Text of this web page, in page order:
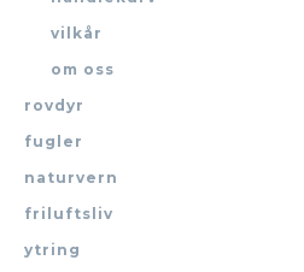
vilkår
om oss
rovdyr
fugler
naturvern
friluftsliv
ytring